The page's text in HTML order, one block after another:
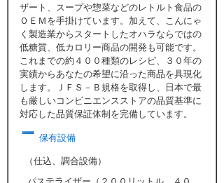
ザート、スープや惣菜などのレトルト食品の
ＯＥＭを手掛けています。加えて、こんにゃ
く製造業からスタートしたオハラならではの
低糖質、低カロリー商品の開発も可能です。
これまでの約４００種類のレシピ、３０年の
実績からあなたの希望に沿った商品を具現化
します。ＪＦＳ－Ｂ規格を取得し、日本で最
も厳しいコンビニエンスストアの品質基準に
対応した品質保証体制を完備しています。
保有設備
（仕込、調合設備）